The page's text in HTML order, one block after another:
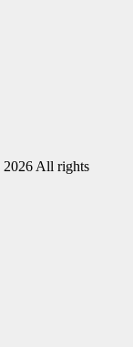
All rights